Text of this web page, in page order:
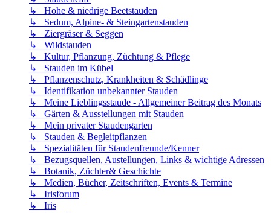
↳ Hohe & niedrige Beetstauden
↳ Sedum, Alpine- & Steingartenstauden
↳ Ziergräser & Seggen
↳ Wildstauden
↳ Kultur, Pflanzung, Züchtung & Pflege
↳ Stauden im Kübel
↳ Pflanzenschutz, Krankheiten & Schädlinge
↳ Identifikation unbekannter Stauden
↳ Meine Lieblingsstaude - Allgemeiner Beitrag des Monats
↳ Gärten & Ausstellungen mit Stauden
↳ Mein privater Staudengarten
↳ Stauden & Begleitpflanzen
↳ Spezialitäten für Staudenfreunde/Kenner
↳ Bezugsquellen, Austellungen, Links & wichtige Adressen
↳ Botanik, Züchter& Geschichte
↳ Medien, Bücher, Zeitschriften, Events & Termine
↳ Irisforum
↳ Iris